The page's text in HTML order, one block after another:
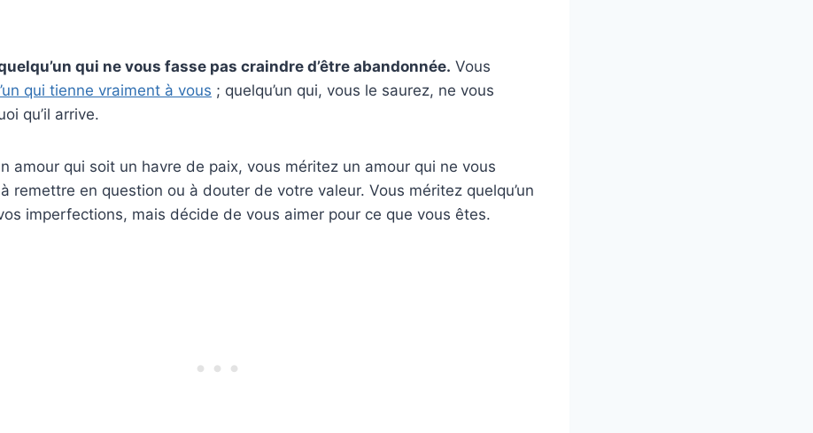
qui ne vous fasse pas craindre d’être abandonnée. Vous
qui tienne vraiment à vous ; quelqu’un qui, vous le saurez, ne vous
qu’il arrive.
amour qui soit un havre de paix, vous méritez un amour qui ne vous
remettre en question ou à douter de votre valeur. Vous méritez quelqu’un
imperfections, mais décide de vous aimer pour ce que vous êtes.